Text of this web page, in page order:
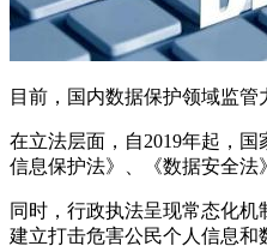
目前，国内数据保护领域监管
在立法层面，自2019年起，
信息保护法》、《数据安全法
同时，行政执法呈现常态化
建立打击危害公民个人信息和